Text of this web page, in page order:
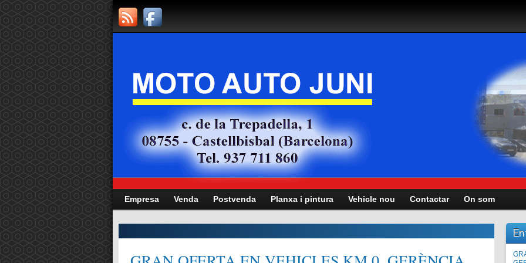
Empresa Venda Postvenda Planxa i pintura Vehicle nou Contactar On som